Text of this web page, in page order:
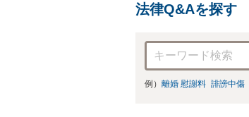
法律Q&Aを探す
例） 離婚 慰謝料 誹謗中傷